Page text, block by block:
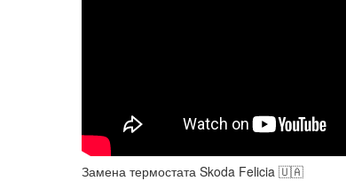
Замена термостата Skoda Felicia 🇺🇦